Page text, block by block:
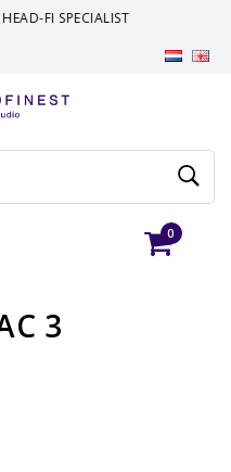
FI SPECIALIST
0
3